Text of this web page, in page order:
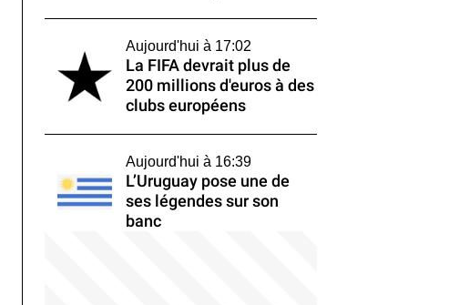
Aujourd'hui à 17:02
La FIFA devrait plus de
200 millions d'euros à des
clubs européens
Aujourd'hui à 16:39
L’Uruguay pose une de
ses légendes sur son
banc